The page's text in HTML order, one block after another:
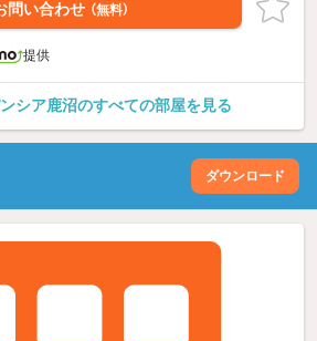
問い合わせ （無料）
提供
シア鹿沼のすべての部屋を見る
ダウンロード